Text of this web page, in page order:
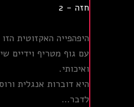
חזה - 2
היפהפייה האקזוטית
עם גוף מטריף וידיים
ואיכותי.
היא דוברות אנגלית
לדבר…